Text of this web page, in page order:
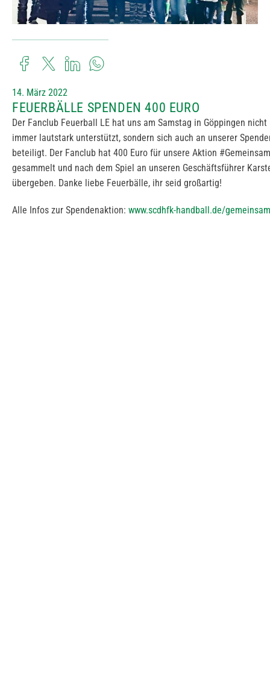
14. März 2022
FEUERBÄLLE SPENDEN 400 EURO
Der Fanclub Feuerball LE hat uns am Samstag in Göppingen nicht
immer lautstark unterstützt, sondern sich auch an unserer
beteiligt. Der Fanclub hat 400 Euro für unsere Aktion
gesammelt und nach dem Spiel an unseren Geschäftsführer
übergeben. Danke liebe Feuerbälle, ihr seid großartig!
Alle Infos zur Spendenaktion: www.scdhfk-handball.de/gemeinsam